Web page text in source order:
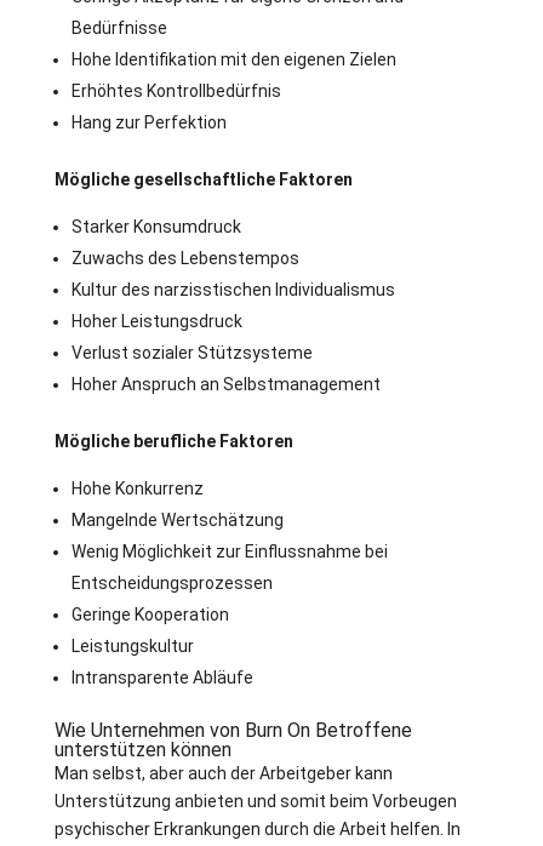
Bedürfnisse
Hohe Identifikation mit den eigenen Zielen
Erhöhtes Kontrollbedürfnis
Hang zur Perfektion
Mögliche gesellschaftliche Faktoren
Starker Konsumdruck
Zuwachs des Lebenstempos
Kultur des narzisstischen Individualismus
Hoher Leistungsdruck
Verlust sozialer Stützsysteme
Hoher Anspruch an Selbstmanagement
Mögliche berufliche Faktoren
Hohe Konkurrenz
Mangelnde Wertschätzung
Wenig Möglichkeit zur Einflussnahme bei
Entscheidungsprozessen
Geringe Kooperation
Leistungskultur
Intransparente Abläufe
Wie Unternehmen von Burn On Betroffene
unterstützen können
Man selbst, aber auch der Arbeitgeber kann
Unterstützung anbieten und somit beim Vorbeugen
psychischer Erkrankungen durch die Arbeit helfen. In